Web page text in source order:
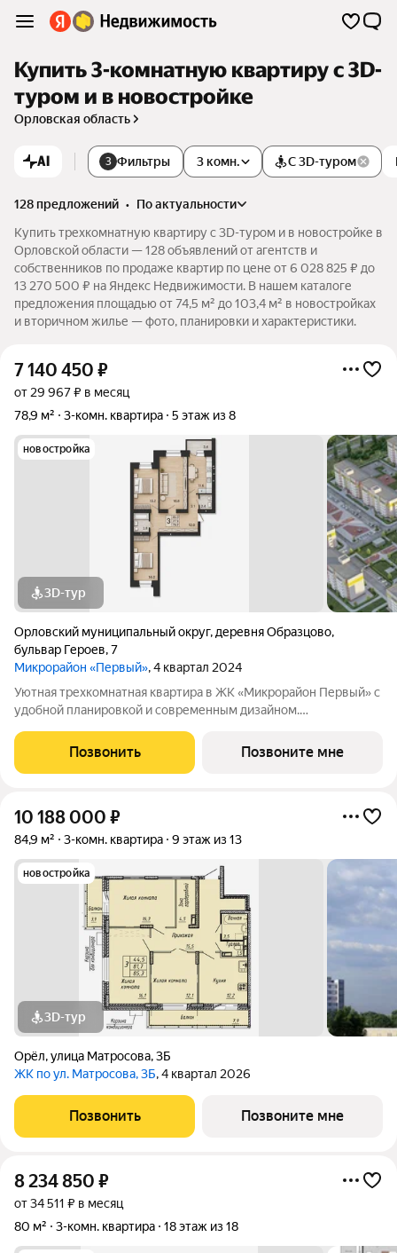
Купить 3-комнатную квартиру c 3D-
туром и в новостройке
Орловская область
AI 3 Фильтры 3 комн. С 3D-туром
128 предложений •
по актуальности
Купить трехкомнатную квартиру c 3D-туром и в новостройке в
Орловской области — 128 объявлений от агентств и
собственников по продаже квартир по цене от 6 028 825 ₽ до
13 270 500 ₽ на Яндекс Недвижимости. В нашем каталоге
предложения площадью от 74,5 м² до 103,4 м² в новостройках
и вторичном жилье — фото, планировки и характеристики.
7 140 450 ₽
от 29 967 ₽ в месяц
78,9 м²
3-комн. квартира 5 этаж из 8
новостройка
3D-тур
Орловский муниципальный округ, деревня Образцово,
бульвар Героев,7
Микрорайон «Первый», 4 квартал 2024
Уютная трехкомнатная квартира в ЖК «Микрорайон Первый» с
удобной планировкой и современным дизайном.
требований к комфорту. Новый формат современных
кирпичных домов в экологически чистом районе
Позвонить Позвоните мне
10 188 000 ₽
84,9 м² 3-комн. квартира 9 этаж из 13
новостройка
3D-тур
Орёл,улица Матросова,3Б
ЖК по ул. Матросова, 3Б, 4 квартал 2026
Позвонить Позвоните мне
8 234 850 ₽
от 34 511 ₽ в месяц
80 м²
3-комн. квартира 18 этаж из 18